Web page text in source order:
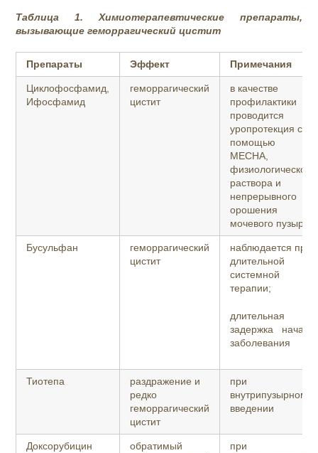
Таблица 1. Химиотерапевтические препараты,
вызывающие геморрагический цистит
Препараты Эффект Примечания
Циклофосфамид,
Ифосфамид
геморрагический
цистит
в качестве
профилактики
проводится
уропротекция с
помощью
МЕСНА,
физиологического
раствора и
непрерывного
орошения
мочевого пузыря
Бусульфан
геморрагический
цистит
наблюдается при
длительной
системной
терапии;
длительная
задержка начала
заболевания
Тиотепа
раздражение и
редко
геморрагический
цистит
при
внутрипузырном
введении
Доксорубицин
обратимый
при